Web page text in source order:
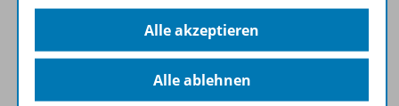
Zugehörige Produkte
Alle akzeptieren
Alle ablehnen